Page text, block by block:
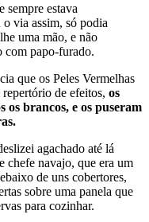
sempre estava
via assim, só podia
uma mão, e não
com papo-furado.
que os Peles Vermelhas
de efeitos, os
os brancos, e os puseram
agachado até lá
chefe navajo, que era um
de uns cobertores,
sobre uma panela que
para cozinhar.